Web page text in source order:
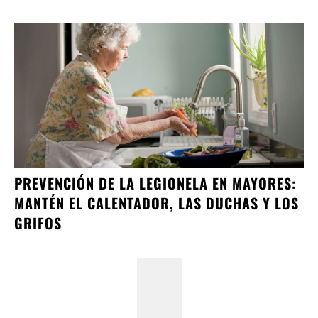
PREVENCIÓN DE LA LEGIONELA EN MAYORES:
MANTÉN EL CALENTADOR, LAS DUCHAS Y LOS
GRIFOS